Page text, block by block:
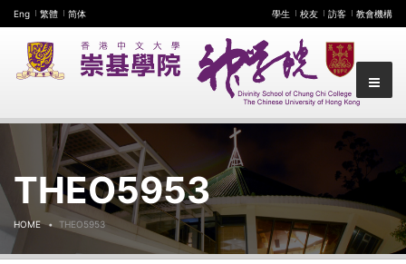
Eng 繁體 简体 學生 校友 訪客 教會機構
THEO5953
HOME THEO5953